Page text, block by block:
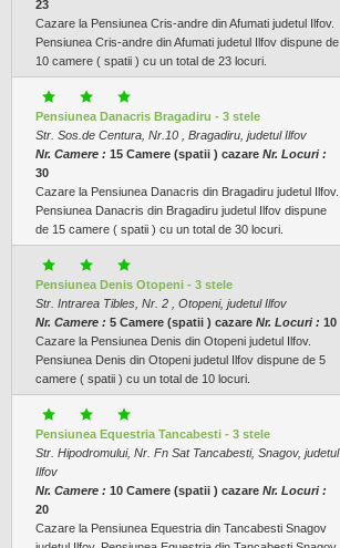
23
Cazare la Pensiunea Cris-andre din Afumati judetul Ilfov.
Pensiunea Cris-andre din Afumati judetul Ilfov dispune de
10 camere ( spatii ) cu un total de 23 locuri.
Pensiunea Danacris Bragadiru - 3 stele
Str. Sos.de Centura, Nr.10 , Bragadiru, judetul Ilfov
Nr. Camere : 15 Camere (spatii ) cazare Nr. Locuri :
30
Cazare la Pensiunea Danacris din Bragadiru judetul Ilfov.
Pensiunea Danacris din Bragadiru judetul Ilfov dispune
de 15 camere ( spatii ) cu un total de 30 locuri.
Pensiunea Denis Otopeni - 3 stele
Str. Intrarea Tibles, Nr. 2 , Otopeni, judetul Ilfov
Nr. Camere : 5 Camere (spatii ) cazare Nr. Locuri : 10
Cazare la Pensiunea Denis din Otopeni judetul Ilfov.
Pensiunea Denis din Otopeni judetul Ilfov dispune de 5
camere ( spatii ) cu un total de 10 locuri.
Pensiunea Equestria Tancabesti - 3 stele
Str. Hipodromului, Nr. Fn Sat Tancabesti, Snagov, judetul
Ilfov
Nr. Camere : 10 Camere (spatii ) cazare Nr. Locuri :
20
Cazare la Pensiunea Equestria din Tancabesti Snagov